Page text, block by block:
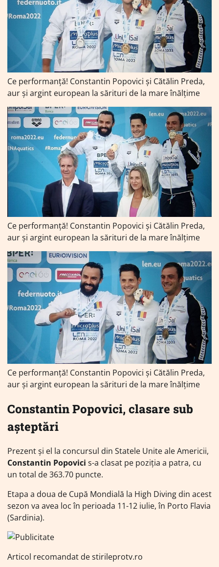
Ce performanță! Constantin Popovici şi Cătălin Preda,
aur şi argint european la sărituri de la mare înălţime
Ce performanță! Constantin Popovici şi Cătălin Preda,
aur şi argint european la sărituri de la mare înălţime
Ce performanță! Constantin Popovici şi Cătălin Preda,
aur şi argint european la sărituri de la mare înălţime
Constantin Popovici, clasare sub
așteptări
Prezent şi el la concursul din Statele Unite ale Americii,
Constantin Popovici s-a clasat pe poziţia a patra, cu
un total de 363.70 puncte.
Etapa a doua de Cupă Mondială la High Diving din acest
sezon va avea loc în perioada 11-12 iulie, în Porto Flavia
(Sardinia).
Articol recomandat de stirileprotv.ro